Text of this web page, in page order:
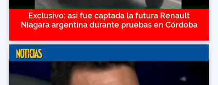
Exclusivo: así fue captada la futura Renault
Niagara argentina durante pruebas en Córdoba